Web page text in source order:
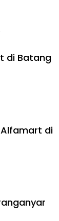
di Batang
Alfamart di